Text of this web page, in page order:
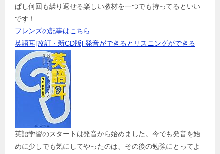
ぱし何回も繰り返せる楽しい教材を一つでも持ってるといい
です！
フレンズの記事はこちら
英語耳[改訂・新CD版] 発音ができるとリスニングができる
英語学習のスタートは発音から始めました。今でも発音を始
めに少しでも気にしてやったのは、その後の勉強にとってよ